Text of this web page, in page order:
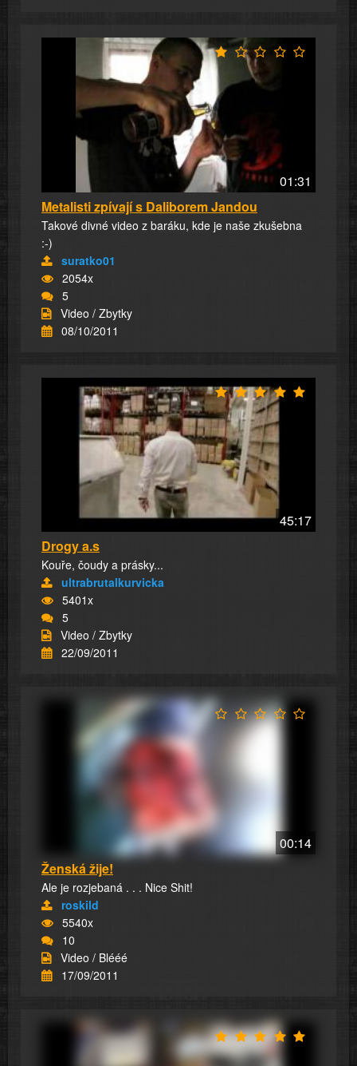
01:31
Metalisti zpívají s Daliborem Jandou
Takové divné video z baráku, kde je naše zkušebna
:-)
suratko01
2054x
5
Video / Zbytky
08/10/2011
45:17
Drogy a.s
Kouře, čoudy a prásky...
ultrabrutalkurvicka
5401x
5
Video / Zbytky
22/09/2011
00:14
Ženská žije!
Ale je rozjebaná . . . Nice Shit!
roskild
5540x
10
Video / Blééé
17/09/2011